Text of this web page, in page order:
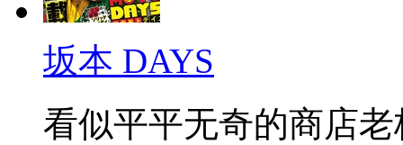
坂本 DAYS
看似平平无奇的商店老